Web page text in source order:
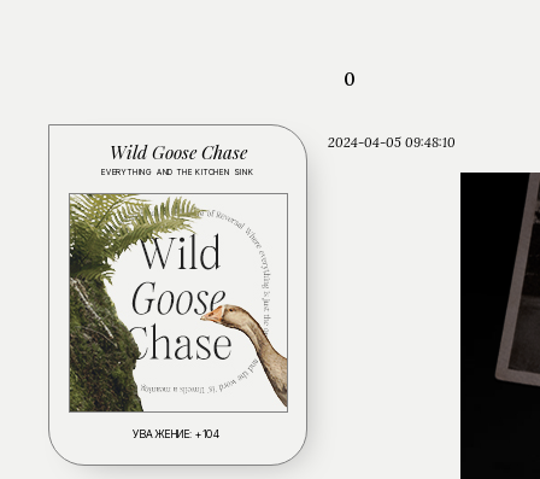
0
2024-04-05 09:48:10
Wild Goose Chase
EVERYTHING AND THE KITCHEN SINK
УВАЖЕНИЕ: +104